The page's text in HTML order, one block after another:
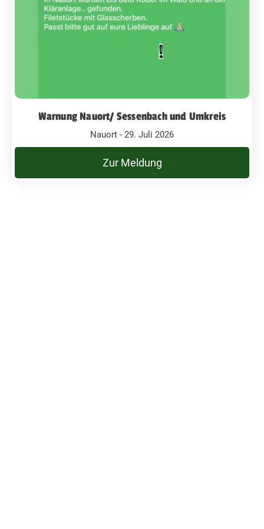
Warnung Nauort/ Sessenbach und Umkreis
Nauort - 29. Juli 2026
Zur Meldung